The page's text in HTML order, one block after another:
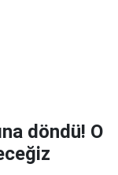
döndü! O